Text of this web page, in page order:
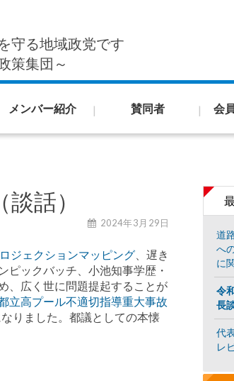
守る地域政党です
策集団～
メンバー紹介 賛同者 会
話）
2024年3月29日
ジェクションマッピング 、遅き
ピックバッチ、小池知事学歴・
、広く世に問題提起することが
立高プール不適切指導重大事故
りました。都議としての本懐
道
へ
に
令
長
代
レ